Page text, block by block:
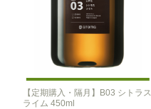
【定期購入・隔月】B03 シトラス
ライム 450ml